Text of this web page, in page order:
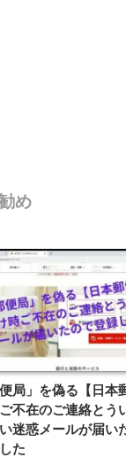
め
便局」を偽る【日本
不在のご連絡とう
迷惑メールが届い
た